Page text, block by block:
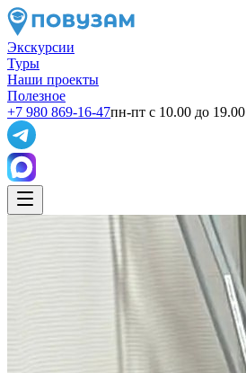
Экскурсии
Туры
Наши проекты
Полезное
+7 980 869-16-47пн-пт с 10.00 до 19.00